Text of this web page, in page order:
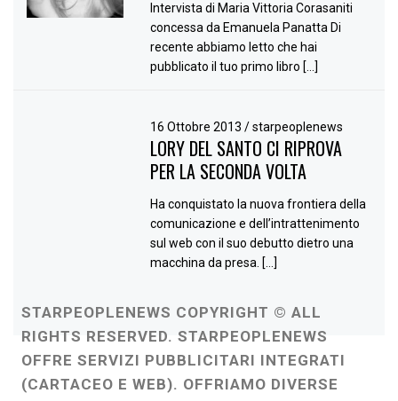
Intervista di Maria Vittoria Corasaniti
concessa da Emanuela Panatta Di
recente abbiamo letto che hai
pubblicato il tuo primo libro […]
16 Ottobre 2013/ starpeoplenews
LORY DEL SANTO CI RIPROVA
PER LA SECONDA VOLTA
Ha conquistato la nuova frontiera della
comunicazione e dell’intrattenimento
sul web con il suo debutto dietro una
macchina da presa. […]
STARPEOPLENEWS COPYRIGHT © ALL
RIGHTS RESERVED. STARPEOPLENEWS
OFFRE SERVIZI PUBBLICITARI INTEGRATI
(CARTACEO E WEB). OFFRIAMO DIVERSE